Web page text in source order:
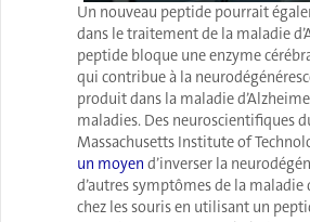
Un nouveau peptide pourrait
dans le traitement de la maladie
peptide bloque une enzyme
qui contribue à la
produit dans la maladie
maladies. Des neuroscientifiques
Massachusetts Institute of
un moyen d’inverser la
d’autres symptômes de la maladie
chez les souris en utilisant un